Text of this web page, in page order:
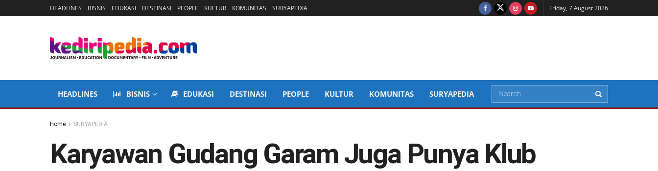
HEADLINES BISNIS EDUKASI DESTINASI PEOPLE KULTUR KOMUNITAS SURYAPEDIA Friday, 7 August 2026
HEADLINES BISNIS EDUKASI DESTINASI PEOPLE KULTUR KOMUNITAS SURYAPEDIA
Home SURYAPEDIA
Karyawan Gudang Garam Juga Punya Klub